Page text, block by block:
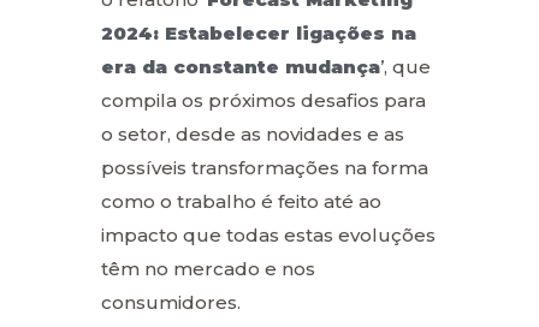
2024: Estabelecer ligações na
era da constante mudança’, que
compila os próximos desafios para
o setor, desde as novidades e as
possíveis transformações na forma
como o trabalho é feito até ao
impacto que todas estas evoluções
têm no mercado e nos
consumidores.